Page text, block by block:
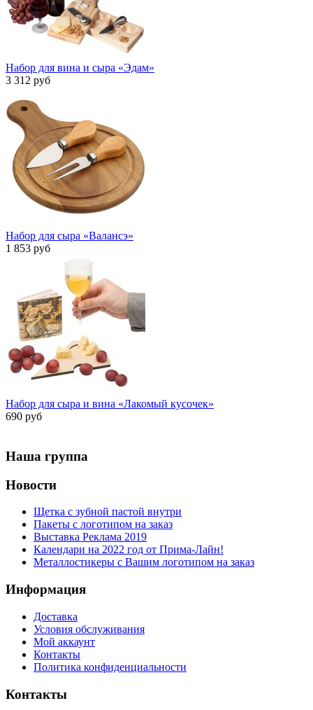
Набор для вина и сыра «Эдам»
3 312 руб
Набор для сыра «Валансэ»
1 853 руб
Набор для сыра и вина «Лакомый кусочек»
690 руб
Наша группа
Новости
Щетка с зубной пастой внутри
Пакеты с логотипом на заказ
Выставка Реклама 2019
Календари на 2022 год от Прима-Лайн!
Металлостикеры с Вашим логотипом на заказ
Информация
Доставка
Условия обслуживания
Мой аккаунт
Контакты
Политика конфиденциальности
Контакты